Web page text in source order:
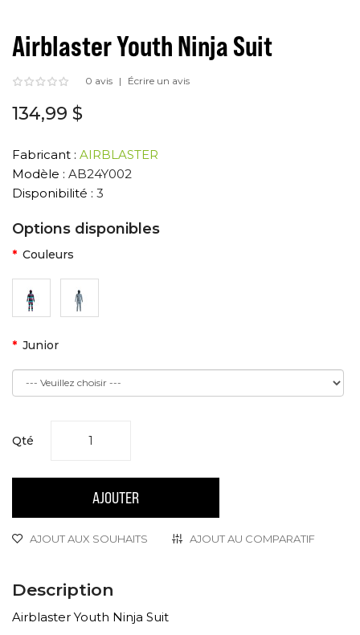
Airblaster Youth Ninja Suit
0 avis Écrire un avis
134,99 $
Fabricant : AIRBLASTER
Modèle : AB24Y002
Disponibilité : 3
Options disponibles
Couleurs
Junior
Qté
AJOUTER
AJOUT AUX SOUHAITS AJOUT AU COMPARATIF
Description
Airblaster Youth Ninja Suit